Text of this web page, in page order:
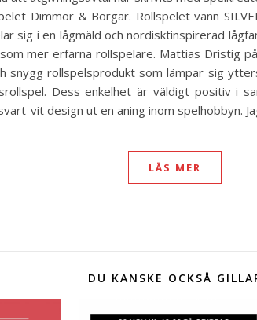
Dimmor & Borgar. Rollspelet vann
sig i en lågmäld och nordisk­tinspirerad
mer erfarna rollspelare. Mattias Dristig
snygg rollspelsprodukt som lämpar sig
Dess enkelhet är väldigt positiv i
vit design ut en aning inom spelhobbyn.
LÄS MER
DU KANSKE OCKSÅ